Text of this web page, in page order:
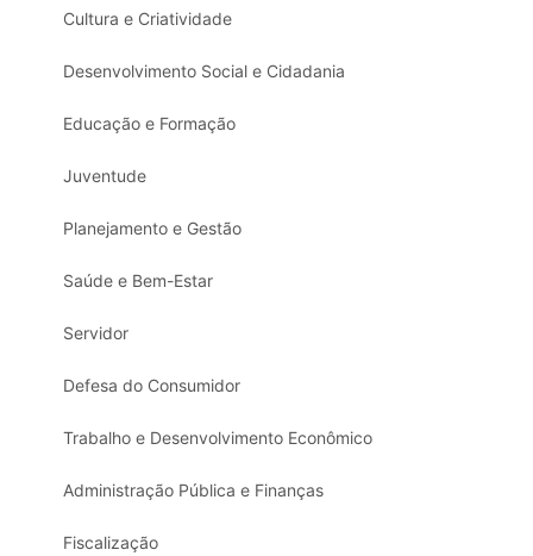
Cultura e Criatividade
Desenvolvimento Social e Cidadania
Educação e Formação
Juventude
Planejamento e Gestão
Saúde e Bem-Estar
Servidor
Defesa do Consumidor
Trabalho e Desenvolvimento Econômico
Administração Pública e Finanças
Fiscalização